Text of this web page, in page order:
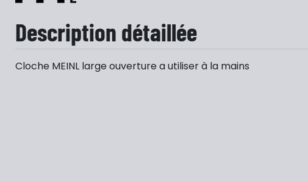
Description détaillée
Cloche MEINL large ouverture a utiliser à la mains